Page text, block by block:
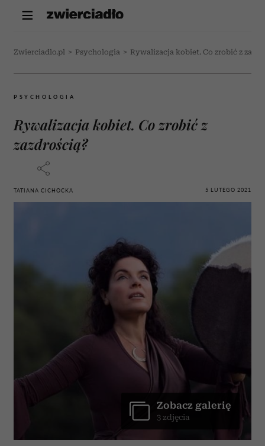
Zwierciadlo.pl > Psychologia > Rywalizacja kobiet. Co zrobić z
PSYCHOLOGIA
Rywalizacja kobiet. Co zrobić z
zazdrością?
TATIANA CICHOCKA 5 LUTEGO 2021
Zobacz galerię
3 zdjęcia